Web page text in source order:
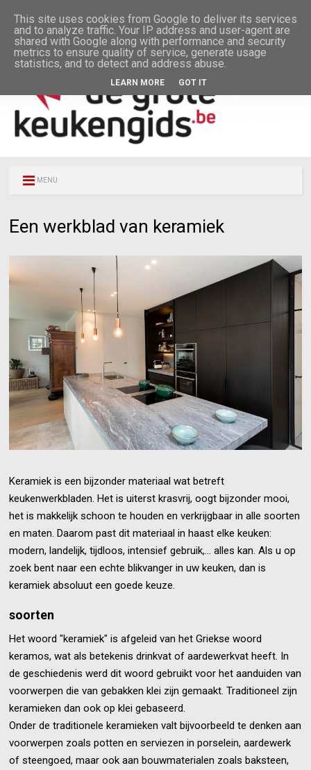
MENU
Een werkblad van keramiek
Keramiek is een bijzonder materiaal wat betreft
keukenwerkbladen. Het is uiterst krasvrij, oogt bijzonder mooi,
het is makkelijk schoon te houden en verkrijgbaar in alle soorten
en maten. Daarom past dit materiaal in haast elke keuken:
modern, landelijk, tijdloos, intensief gebruik,... alles kan. Als u op
zoek bent naar een echte blikvanger in uw keuken, dan is
keramiek absoluut een goede keuze.
soorten
Het woord "keramiek" is afgeleid van het Griekse woord
keramos, wat als betekenis drinkvat of aardewerkvat heeft. In
de geschiedenis werd dit woord gebruikt voor het aanduiden van
voorwerpen die van gebakken klei zijn gemaakt. Traditioneel zijn
keramieken dan ook op klei gebaseerd.
Onder de traditionele keramieken valt bijvoorbeeld te denken aan
voorwerpen zoals potten en serviezen in porselein, aardewerk
of steengoed, maar ook aan bouwmaterialen zoals baksteen,
This site uses cookies from Google to deliver its services
and to analyze traffic. Your IP address and user-agent are
shared with Google along with performance and security
metrics to ensure quality of service, generate usage
statistics, and to detect and address abuse.
LEARN MORE GOT IT